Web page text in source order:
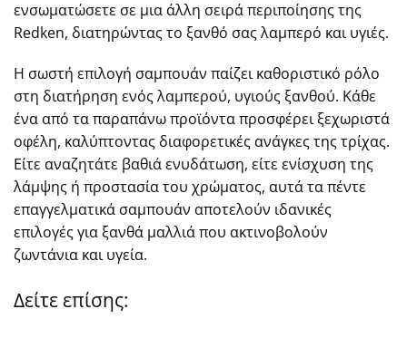
ενσωματώσετε σε μια άλλη σειρά περιποίησης της
Redken, διατηρώντας το ξανθό σας λαμπερό και υγιές.
Η σωστή επιλογή σαμπουάν παίζει καθοριστικό ρόλο
στη διατήρηση ενός λαμπερού, υγιούς ξανθού. Κάθε
ένα από τα παραπάνω προϊόντα προσφέρει ξεχωριστά
οφέλη, καλύπτοντας διαφορετικές ανάγκες της τρίχας.
Είτε αναζητάτε βαθιά ενυδάτωση, είτε ενίσχυση της
λάμψης ή προστασία του χρώματος, αυτά τα πέντε
επαγγελματικά σαμπουάν αποτελούν ιδανικές
επιλογές για ξανθά μαλλιά που ακτινοβολούν
ζωντάνια και υγεία.
Δείτε επίσης: